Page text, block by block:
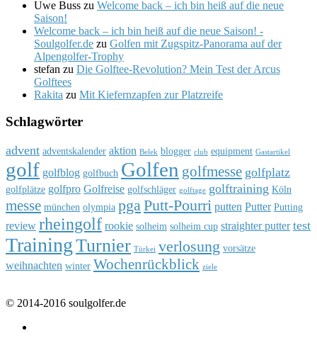
Uwe Buss zu Welcome back – ich bin heiß auf die neue
Saison!
Welcome back – ich bin heiß auf die neue Saison! -
Soulgolfer.de zu Golfen mit Zugspitz-Panorama auf der
Alpengolfer-Trophy
stefan zu Die Golftee-Revolution? Mein Test der Arcus
Golftees
Rakita zu Mit Kiefernzapfen zur Platzreife
Schlagwörter
advent adventskalender aktion Belek blogger club equipment Gastartikel
golf golfblog golfbuch Golfen golfmesse golfplatz
golfplätze golfpro Golfreise golfschläger golftage golftraining Köln
messe münchen olympia pga Putt-Pourri putten Putter Putting
review rheingolf rookie solheim solheim cup straighter putter test
TrainingTurnier Türkei verlosung vorsätze
weihnachten winter Wochenrückblick ziele
© 2014-2016 soulgolfer.de